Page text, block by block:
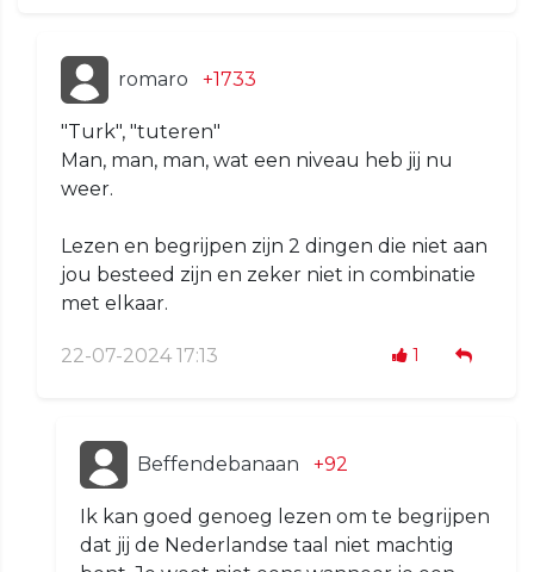
romaro +1733
"Turk", "tuteren"
Man, man, man, wat een niveau heb jij nu
weer.
Lezen en begrijpen zijn 2 dingen die niet aan
jou besteed zijn en zeker niet in combinatie
met elkaar.
22-07-2024 17:13 1
Beffendebanaan +92
Ik kan goed genoeg lezen om te begrijpen
dat jij de Nederlandse taal niet machtig